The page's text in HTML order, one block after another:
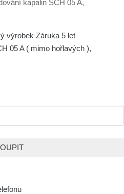
výrobek Záruka 5 let
05 A ( mimo hořlavých ),